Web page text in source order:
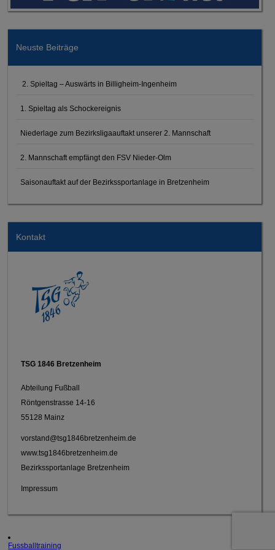
Neuste Beiträge
2. Spieltag – Auswärts in Billigheim-Ingenheim
1. Spieltag als Schockereignis
Niederlage zum Bezirksligaauftakt unserer 2. Mannschaft
2. Mannschaft empfängt den FSV Nieder-Olm
Saisonauftakt auf der Bezirkssportanlage in Bretzenheim
Kontakt
TSG 1846 Bretzenheim
Abteilung Fußball
Röntgenstrasse 14-16
55128 Mainz
vorstand@tsg1846bretzenheim.de
www.tsg1846bretzenheim.de
Bezirkssportanlage Bretzenheim
Impressum
Fussballtraining